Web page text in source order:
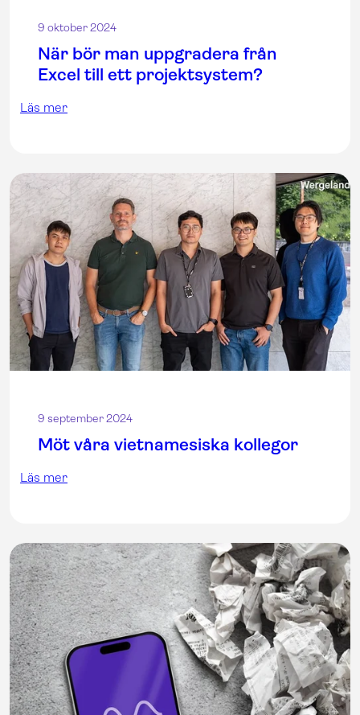
9 oktober 2024
När bör man uppgradera från
Excel till ett projektsystem?
Läs mer
9 september 2024
Möt våra vietnamesiska kollegor
Läs mer